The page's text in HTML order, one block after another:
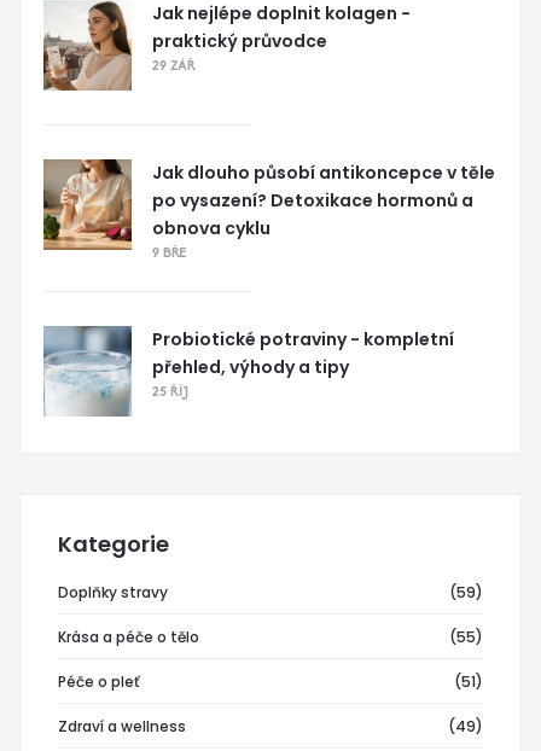
Jak nejlépe doplnit kolagen -
praktický průvodce
29 ZÁŘ
Jak dlouho působí antikoncepce v těle
po vysazení? Detoxikace hormonů a
obnova cyklu
9 BŘE
Probiotické potraviny - kompletní
přehled, výhody a tipy
25 ŘÍJ
Kategorie
Doplňky stravy (59)
Krása a péče o tělo (55)
Péče o pleť (51)
Zdraví a wellness (49)